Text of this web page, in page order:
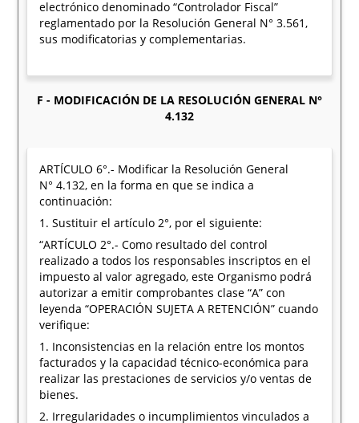
electrónico denominado “Controlador Fiscal”
reglamentado por la Resolución General N° 3.561,
sus modificatorias y complementarias.
F - MODIFICACIÓN DE LA RESOLUCIÓN GENERAL N°
4.132
ARTÍCULO 6°.- Modificar la Resolución General
N° 4.132, en la forma en que se indica a
continuación:
1. Sustituir el artículo 2°, por el siguiente:
“ARTÍCULO 2°.- Como resultado del control
realizado a todos los responsables inscriptos en el
impuesto al valor agregado, este Organismo podrá
autorizar a emitir comprobantes clase “A” con
leyenda “OPERACIÓN SUJETA A RETENCIÓN” cuando
verifique:
1. Inconsistencias en la relación entre los montos
facturados y la capacidad técnico-económica para
realizar las prestaciones de servicios y/o ventas de
bienes.
2. Irregularidades o incumplimientos vinculados a